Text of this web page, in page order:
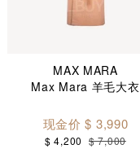
MAX MARA
Max Mara 羊毛大衣
现金价 $ 3,990
$ 4,200 $ 7,000